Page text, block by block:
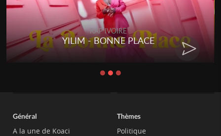
RAP IVOIRE
YILIM - BONNE PLACE
Général
A la une de Koaci
Thèmes
Politique